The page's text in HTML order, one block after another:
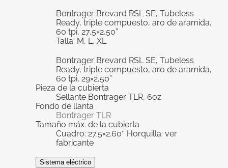
Bontrager Brevard RSL SE, Tubeless
Ready, triple compuesto, aro de aramida,
60 tpi, 27,5×2,50”
Talla: M, L, XL
Bontrager Brevard RSL SE, Tubeless
Ready, triple compuesto, aro de aramida,
60 tpi, 29×2,50”
Pieza de la cubierta
Sellante Bontrager TLR, 6oz
Fondo de llanta
Bontrager TLR
Tamaño máx. de la cubierta
Cuadro: 27.5×2.60″ Horquilla: ver
fabricante
Sistema eléctrico